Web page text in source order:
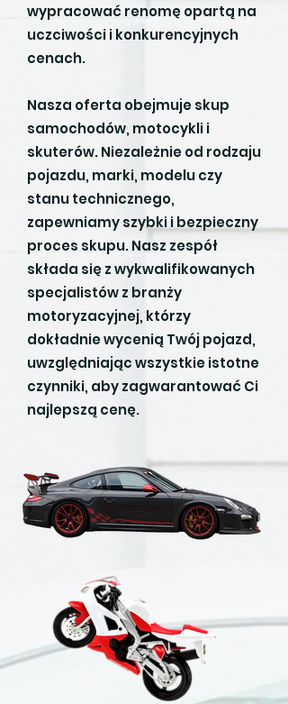
wypracować renomę opartą na
uczciwości i konkurencyjnych
cenach.
Nasza oferta obejmuje skup
samochodów, motocykli i
skuterów. Niezależnie od rodzaju
pojazdu, marki, modelu czy
stanu technicznego,
zapewniamy szybki i bezpieczny
proces skupu. Nasz zespół
składa się z wykwalifikowanych
specjalistów z branży
motoryzacyjnej, którzy
dokładnie wycenią Twój pojazd,
uwzględniając wszystkie istotne
czynniki, aby zagwarantować Ci
najlepszą cenę.